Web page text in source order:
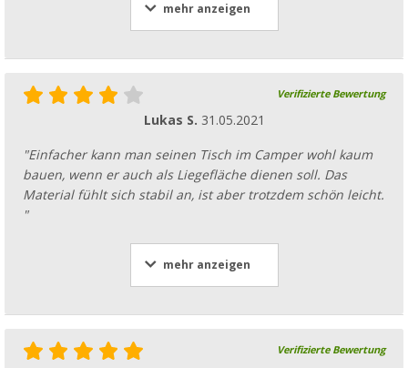
mehr anzeigen
Verifizierte Bewertung
Lukas S. 31.05.2021
"Einfacher kann man seinen Tisch im Camper wohl kaum
bauen, wenn er auch als Liegefläche dienen soll. Das
Material fühlt sich stabil an, ist aber trotzdem schön leicht.
"
mehr anzeigen
Verifizierte Bewertung